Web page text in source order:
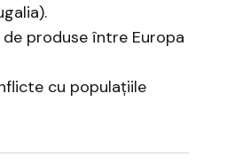
produse între Europa
cu populațiile